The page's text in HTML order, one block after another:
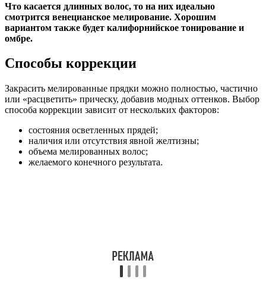
Что касается длинных волос, то на них идеально
смотрится венецианское мелирование. Хорошим
вариантом также будет калифорнийское тонирование и
омбре.
Способы коррекции
Закрасить мелированные прядки можно полностью, частично
или «расцветить» прическу, добавив модных оттенков. Выбор
способа коррекции зависит от нескольких факторов:
состояния осветленных прядей;
наличия или отсутствия явной желтизны;
объема мелированных волос;
желаемого конечного результата.